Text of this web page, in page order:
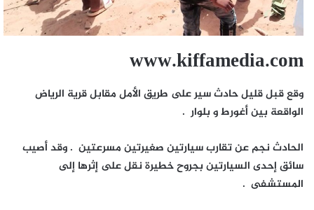
www.kiffamedia.com
وقع قبل قليل حادث سير على طريق الأمل مقابل قرية الرياض
الواقعة بين أغورط و بلوار .
الحادث نجم عن تقارب سيارتين صغيرتين مسرعتين . وقد أصيب
سائق إحدى السيارتين بجروح خطيرة نقل على إثرها إلى
المستشفى .